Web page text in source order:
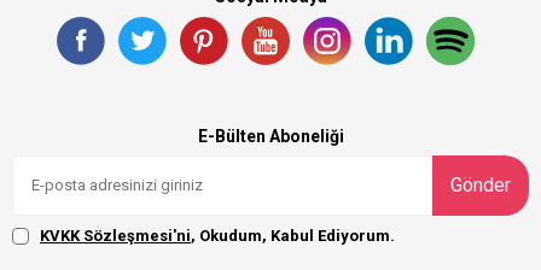
E-Bülten Aboneliği
Gönder
KVKK Sözleşmesi'ni, Okudum, Kabul Ediyorum.